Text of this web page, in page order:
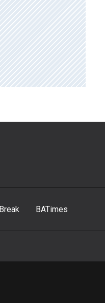
Break BATimes